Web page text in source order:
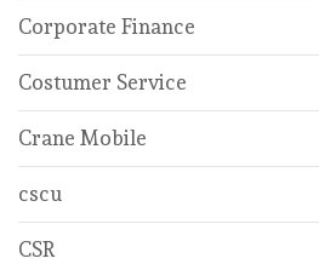
Corporate Finance
Costumer Service
Crane Mobile
cscu
CSR